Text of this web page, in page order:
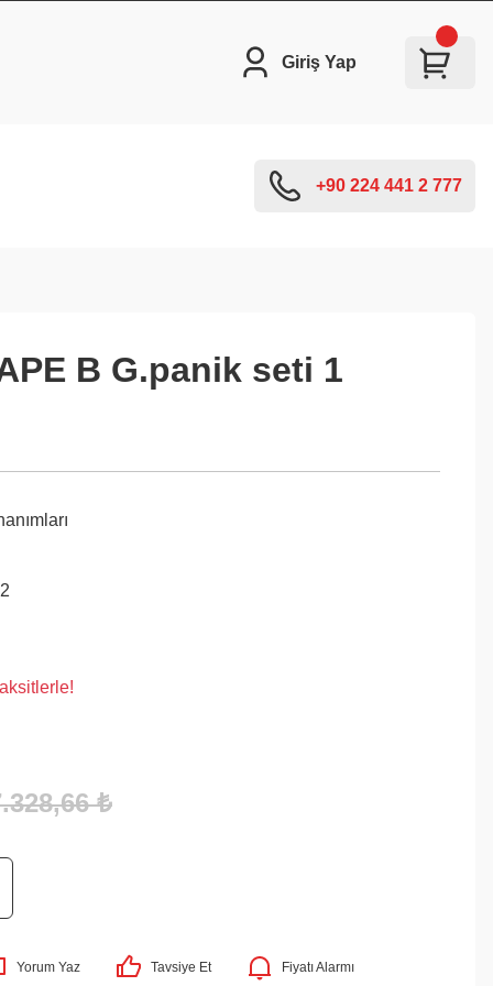
Giriş Yap
+90 224 441 2 777
B G.panik seti 1
₺
Yorum Yaz Tavsiye Et Fiyatı Alarmı